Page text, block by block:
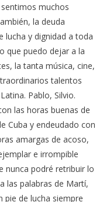
muchos
la deuda
lucha y dignidad a toda
que puedo dejar a la
la tanta música, cine,
talentos
Pablo, Silvio.
las horas buenas de
Cuba y endeudado con
amargas de acoso,
e irrompible
nunca podré retribuir lo
las palabras de Martí,
de lucha siempre